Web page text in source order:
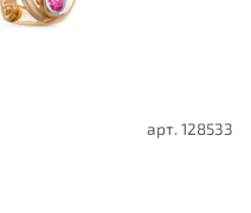
арт. 128533